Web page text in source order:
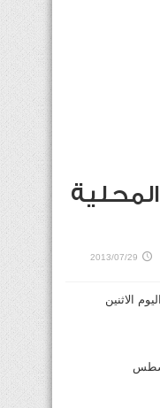
2013/07/29
الاثنين